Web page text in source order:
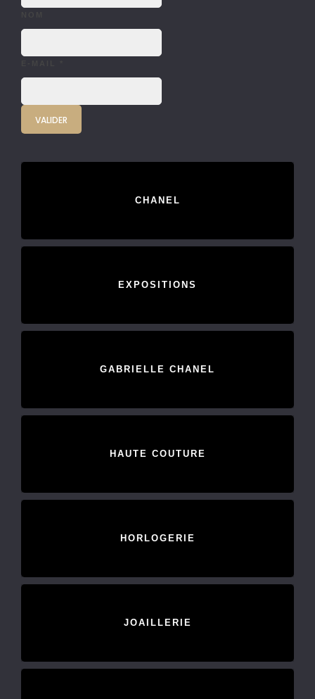
CHANEL
EXPOSITIONS
GABRIELLE CHANEL
HAUTE COUTURE
HORLOGERIE
JOAILLERIE